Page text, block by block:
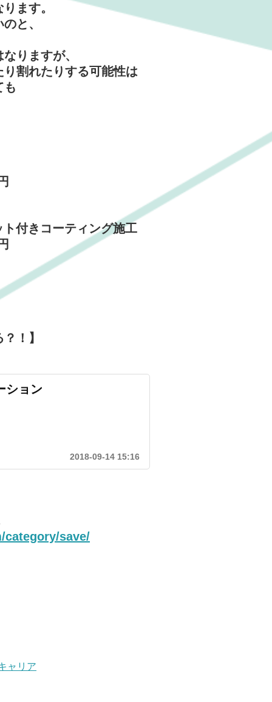
ます。
と、
りますが、
割れたりする可能性は
も
付きコーティング施工
！】
ション
2018-09-14 15:16
category/save/
ャリア